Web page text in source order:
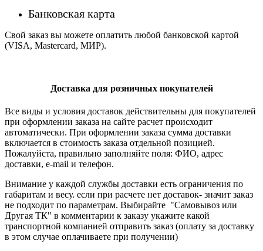
Банковская карта
Свой заказ вы можете оплатить любой банковской картой
(VISA, Mastercard, МИР).
Доставка для розничных покупателей
Все виды и условия доставок действительны для покупателей
при оформлении заказа на сайте расчет происходит
автоматически. При оформлении заказа сумма доставки
включается в стоимость заказа отдельной позицией.
Пожалуйста, правильно заполняйте поля: ФИО, адрес
доставки, e-mail и телефон.
Внимание у каждой службы доставки есть ограничения по
габаритам и весу. если при расчете нет доставок- значит заказ
не подходит по параметрам. Выбирайте "Самовывоз или
Другая ТК" в комментарии к заказу укажите какой
транспортной компанией отправить заказ (оплату за доставку
в этом случае оплачиваете при получении)